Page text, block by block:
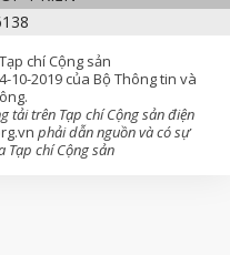
chí Cộng sản
10-2019 của Bộ Thông tin và
tải trên Tạp chí Cộng sản điện
phải dẫn nguồn và có sự
Tạp chí Cộng sản